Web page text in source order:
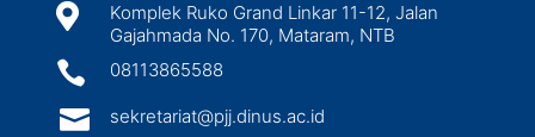

Komplek Ruko Grand Linkar 11-12, Jalan
Gajahmada No. 170, Mataram, NTB
 08113865588
 sekretariat@pjj.dinus.ac.id